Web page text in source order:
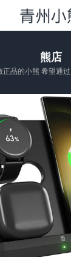
熊店
正品的小熊 希望通